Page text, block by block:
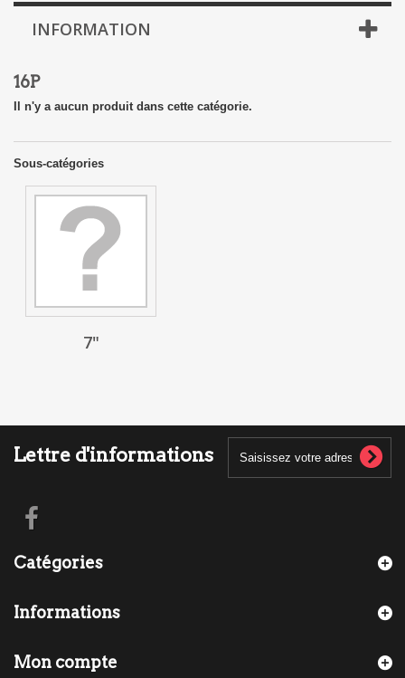
INFORMATION
16P
Il n'y a aucun produit dans cette catégorie.
Sous-catégories
7"
Lettre d'informations
Catégories
Informations
Mon compte